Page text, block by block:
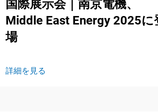
国際展示会｜南京電機、
Middle East Energy 2025に
場
詳細を見る